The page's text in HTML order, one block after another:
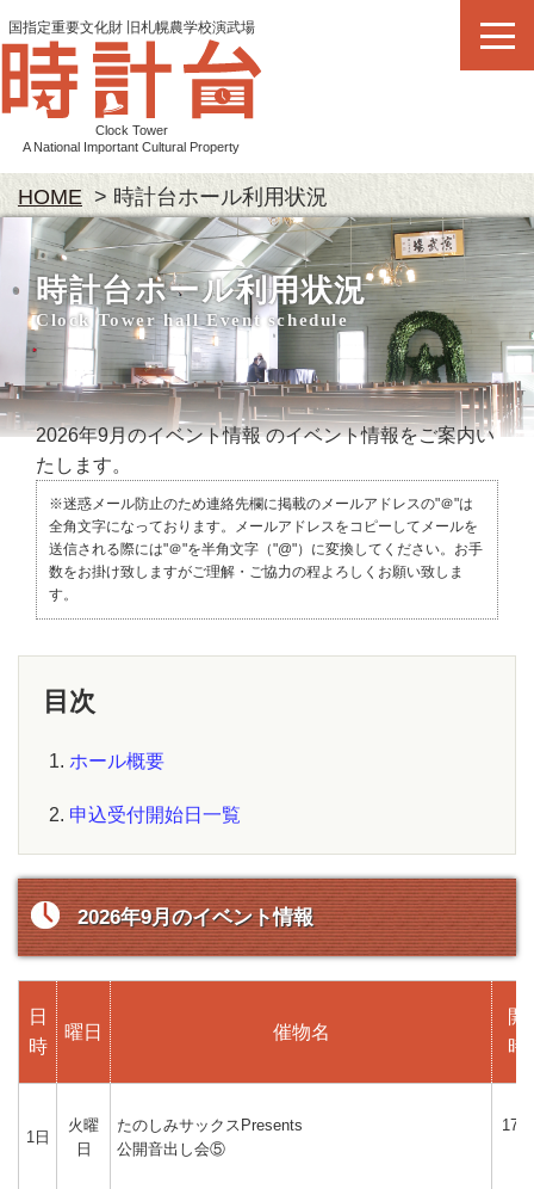
国指定重要文化財 旧札幌農学校演武場
Clock Tower
A National Important Cultural Property
HOME 時計台ホール利用状況
時計台ホール利用状況
Clock Tower hall Event schedule
2026年9月のイベント情報のイベント情報をご案内い
たします。
※迷惑メール防止のため連絡先欄に掲載のメールアドレスの"＠"は
全角文字になっております。メールアドレスをコピーしてメールを
送信される際には"＠"を半角文字（"@"）に変換してください。お手
数をお掛け致しますがご理解・ご協力の程よろしくお願い致しま
す。
目次
ホール概要
申込受付開始日一覧
2026年9月のイベント情報
日
時
曜日 催物名
開
時
1日
火曜
日
たのしみサックスPresents
公開音出し会⑤
17